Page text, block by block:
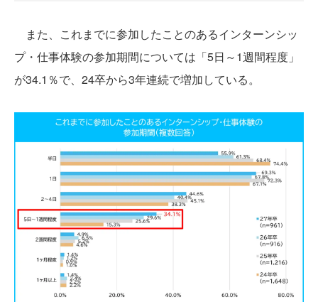
また、これまでに参加したことのあるインターンシッ
プ・仕事体験の参加期間については「5日～1週間程度」
が34.1％で、24卒から3年連続で増加している。